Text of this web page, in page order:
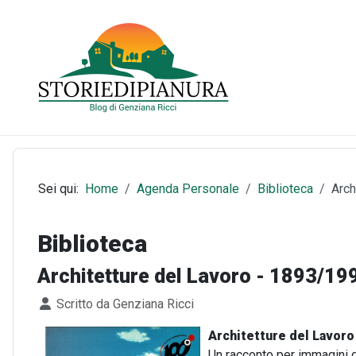
Sei qui: Home Agenda Personale Biblioteca
Biblioteca
Architetture del Lavoro - 1893/
Dettagli
Scritto da Genziana Ricci
Architetture del Lavoro